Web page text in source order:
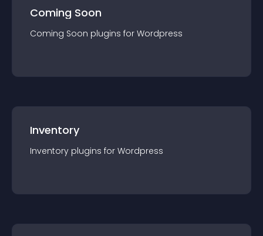
Coming Soon
Coming Soon plugins for Wordpress
Inventory
Inventory plugins for Wordpress